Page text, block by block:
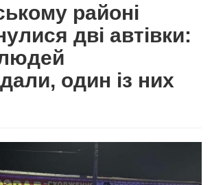
районі
дві автівки:
один із них